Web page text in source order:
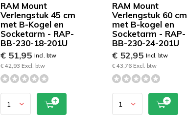
RAM Mount
Verlengstuk 45 cm
met B-Kogel en
Socketarm - RAP-
BB-230-18-201U
€ 51,95 Incl. btw
€ 42,93 Excl. btw
RAM Mount
Verlengstuk 60 cm
met B-kogel en
Socketarm - RAP-
BB-230-24-201U
€ 52,95Incl. btw
€ 43,76 Excl. btw